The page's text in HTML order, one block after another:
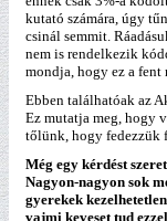
kutató számára, úgy
csinál semmit.
nem is rendelkezik
mondja, hogy ez a
Ebben találhatóak az
Ez mutatja meg, hogy
tőlünk, hogy fedezzük
Még egy kérdést
Nagyon-nagyon sok
gyerekek
vajmi keveset tud